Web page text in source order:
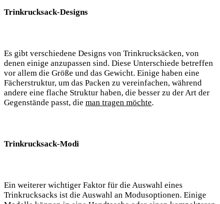
Trinkrucksack-Designs
Es ‍gibt verschiedene Designs von Trinkrucksäcken, von⁢
denen einige anzupassen sind. Diese Unterschiede betreffen
vor allem ‌die Größe und das Gewicht. Einige ​haben​ eine
‌Fächerstruktur, um das Packen zu vereinfachen, während
andere eine flache Struktur haben, die besser zu der ‌Art der
Gegenstände passt, die‌ man tragen möchte.
Trinkrucksack-Modi
Ein weiterer wichtiger Faktor für die⁤ Auswahl eines
Trinkrucksacks ist die Auswahl​ an Modusoptionen. Einige